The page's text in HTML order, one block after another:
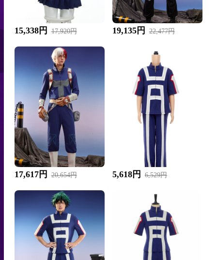
15,338円 17,920円 19,135円 22,477円
17,617円 20,654円 5,618円 6,529円